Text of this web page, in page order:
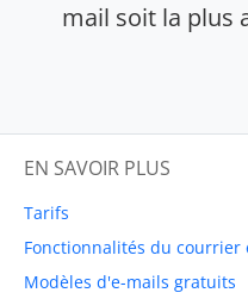
mail soit la plus
EN SAVOIR PLUS
Tarifs
Fonctionnalités du courrier
Modèles d'e-mails gratuits